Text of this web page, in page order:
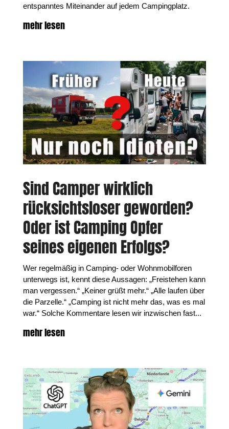
entspanntes Miteinander auf jedem Campingplatz.
mehr lesen
Sind Camper wirklich
rücksichtsloser geworden?
Oder ist Camping Opfer
seines eigenen Erfolgs?
Wer regelmäßig in Camping- oder Wohnmobilforen
unterwegs ist, kennt diese Aussagen: „Freistehen kann
man vergessen.“ „Keiner grüßt mehr.“ „Alle laufen über
die Parzelle.“ „Camping ist nicht mehr das, was es mal
war.“ Solche Kommentare lesen wir inzwischen fast...
mehr lesen